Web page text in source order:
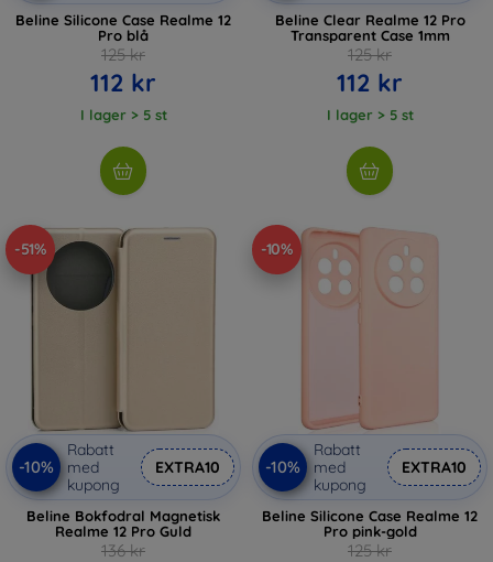
Beline Silicone Case Realme 12
Pro blå
125 kr
112 kr
I lager > 5 st
Beline Clear Realme 12 Pro
Transparent Case 1mm
125 kr
112 kr
I lager > 5 st
-51%
-10%
Rabatt
med
kupong
EXTRA10
Beline Bokfodral Magnetisk
Realme 12 Pro Guld
136 kr
-10%
-10%
Rabatt
med
kupong
EXTRA10
Beline Silicone Case Realme 12
Pro pink-gold
125 kr